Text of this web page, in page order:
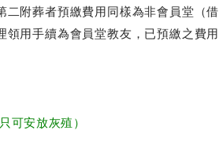
二附葬者預繳費用同樣為非會員堂（借
用手續為會員堂教友，已預繳之費用
可安放灰殖）